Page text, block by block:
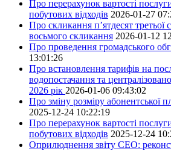
Про перерахунок вартості
побутових відходів 2026-01-27
Про скликання п’ятдесят третьої
восьмого скликання 2026-01-12
Про проведення громадського
13:01:26
Про встановлення тарифів на
водопостачання та
2026 рік 2026-01-06 09:43:02
Про зміну розміру абонентської
2025-12-24 10:22:19
Про перерахунок вартості
побутових відходів 2025-12-24
Оприлюднення звіту СЕО: